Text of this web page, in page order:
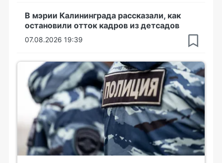
В мэрии Калининграда рассказали, как
остановили отток кадров из детсадов
07.08.2026 19:39